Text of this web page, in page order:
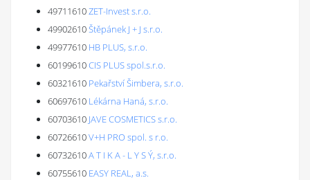
49711610ZET-Invest s.r.o.
49902610Štěpánek J + J s.r.o.
49977610 HB PLUS, s.r.o.
60199610CIS PLUS spol.s.r.o.
60321610 Pekařství Šimbera, s.r.o.
60697610 Lékárna Haná, s.r.o.
60703610 JAVE COSMETICS s.r.o.
60726610V+H PRO spol. s r.o.
60732610A T I K A - L Y S Ý, s.r.o.
60755610 EASY REAL, a.s.